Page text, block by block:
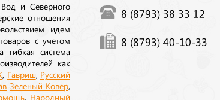
и Северного
отношения
идем
с учетом
гибкая система
как
Гавриш Русский
Зеленый Ковер
Народный
8 (8793) 38 33 12
8 (8793) 40-10-33